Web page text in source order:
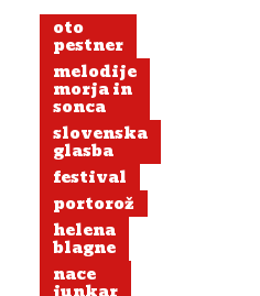
oto
pestner
melodije
morja in
sonca
slovenska
glasba
festival
portorož
helena
blagne
nace